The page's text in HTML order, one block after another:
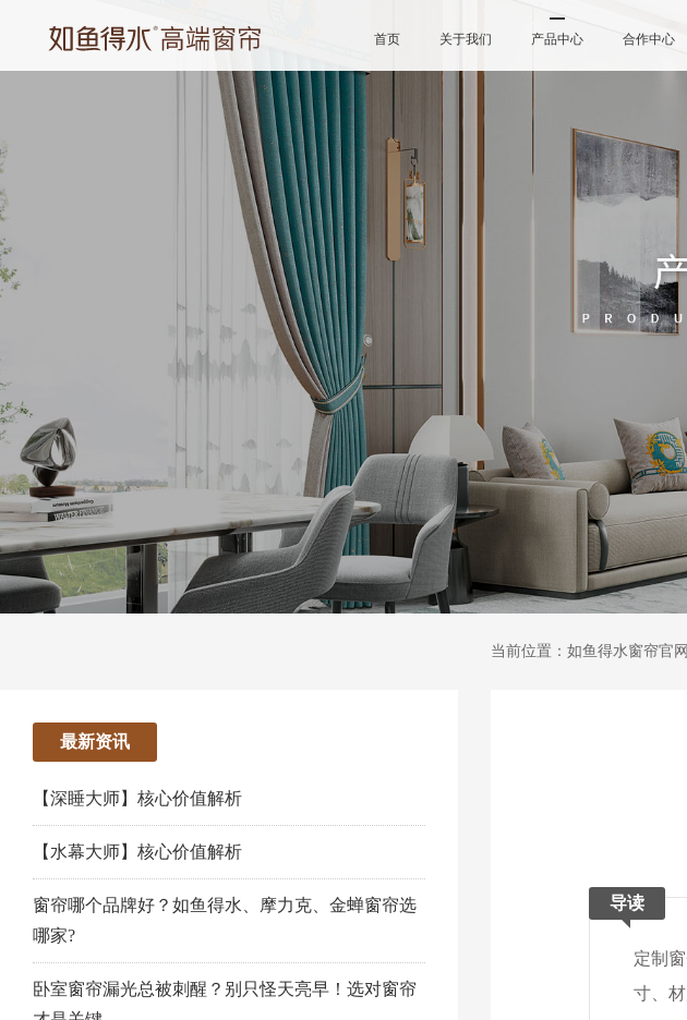
首页 关于我们 产品中心 合作中心
最新资讯
【深睡大师】核心价值解析
【水幕大师】核心价值解析
窗帘哪个品牌好？如鱼得水、摩力克、金蝉窗帘选
哪家?
卧室窗帘漏光总被刺醒？别只怪天亮早！选对窗帘
当前位置： 如鱼得水窗帘官网
导读
定制
寸、